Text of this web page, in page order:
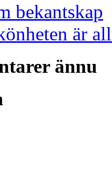
bekantskap
är
ännu